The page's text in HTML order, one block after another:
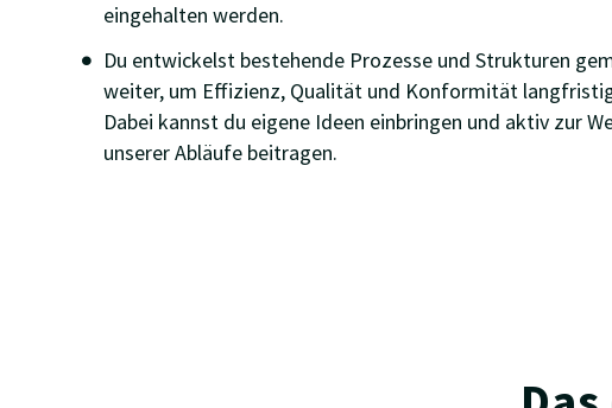
eingehalten werden.
Du entwickelst bestehende Prozesse und Strukturen
weiter, um Effizienz, Qualität und Konformität
Dabei kannst du eigene Ideen einbringen und aktiv zur
unserer Abläufe beitragen.